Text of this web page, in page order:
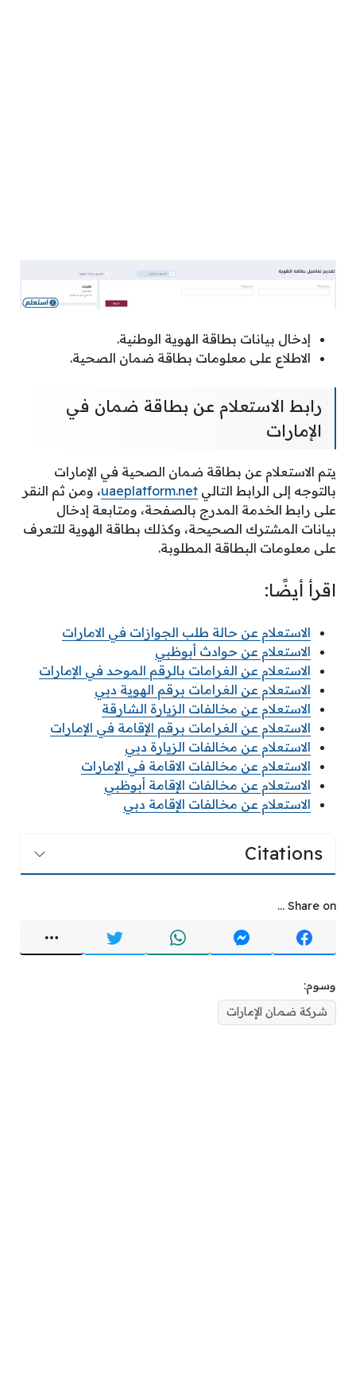
إدخال بيانات بطاقة الهوية الوطنية.
الاطلاع على معلومات بطاقة ضمان الصحية.
رابط الاستعلام عن بطاقة ضمان في
الإمارات
يتم الاستعلام عن بطاقة ضمان الصحية في الإمارات
بالتوجه إلى الرابط التالي uaeplatform.net، ومن ثم النقر
على رابط الخدمة المدرج بالصفحة، ومتابعة إدخال
بيانات المشترك الصحيحة، وكذلك بطاقة الهوية للتعرف
على معلومات البطاقة المطلوبة.
اقرأ أيضًا:
الاستعلام عن حالة طلب الجوازات في الامارات
الاستعلام عن حوادث أبوظبي
الاستعلام عن الغرامات بالرقم الموحد في الإمارات
الاستعلام عن الغرامات برقم الهوية دبي
الاستعلام عن مخالفات الزيارة الشارقة
الاستعلام عن الغرامات برقم الإقامة في الإمارات
الاستعلام عن مخالفات الزيارة دبي
الاستعلام عن مخالفات الاقامة في الإمارات
الاستعلام عن مخالفات الإقامة أبوظبي
الاستعلام عن مخالفات الإقامة دبي
Citations
Share on ...
وسوم:
شركة ضمان الإمارات